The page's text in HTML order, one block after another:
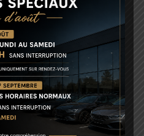
personnalisé
qu’il vous faut, quelle que
Votre satisfaction est notre